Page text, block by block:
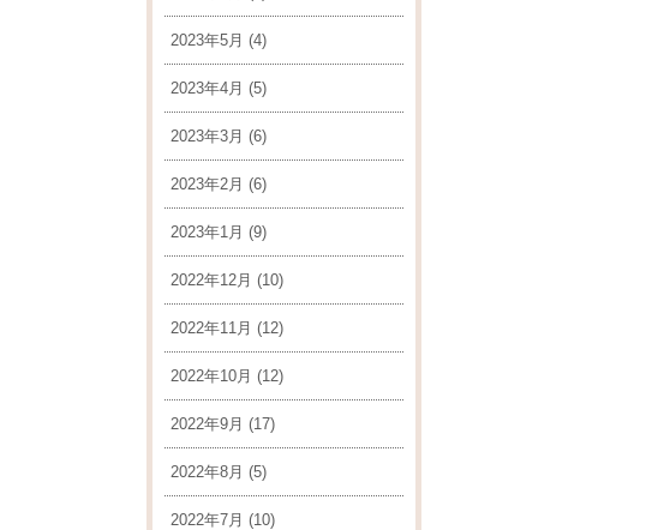
2023年5月 (4)
2023年4月 (5)
2023年3月 (6)
2023年2月 (6)
2023年1月 (9)
2022年12月 (10)
2022年11月 (12)
2022年10月 (12)
2022年9月 (17)
2022年8月 (5)
2022年7月 (10)